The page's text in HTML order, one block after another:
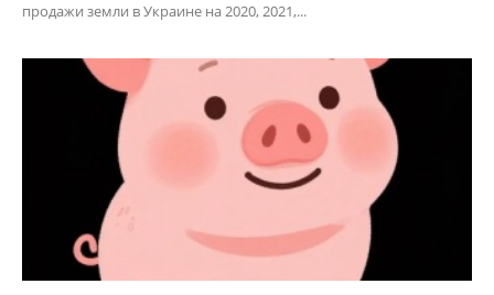
продажи земли в Украине на 2020, 2021,...